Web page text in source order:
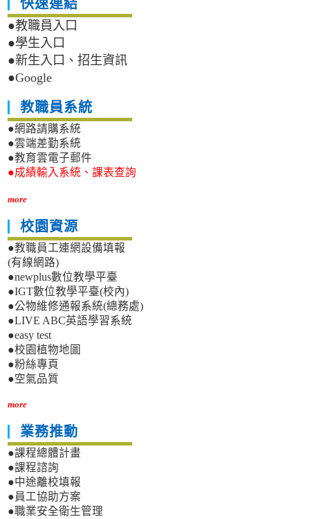
快速連結
●教職員入口
●學生入口
●新生入口、招生資訊
●Google
教職員系統
●網路請購系統
●雲端差勤系統
●教育雲電子郵件
●成績輸入系統、課表查詢
more
校園資源
●教職員工連網設備填報
(有線網路)
●newplus數位教學平臺
●IGT數位教學平臺(校內)
●公物維修通報系統(總務處)
●LIVE ABC英語學習系統
●easy test
●校園植物地圖
●粉絲專頁
●空氣品質
more
業務推動
●課程總體計畫
●課程諮詢
●中途離校填報
●員工協助方案
●職業安全衛生管理